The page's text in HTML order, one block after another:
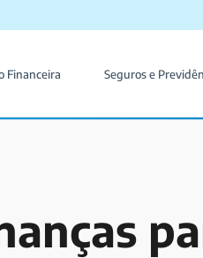
Financeira Seguros e